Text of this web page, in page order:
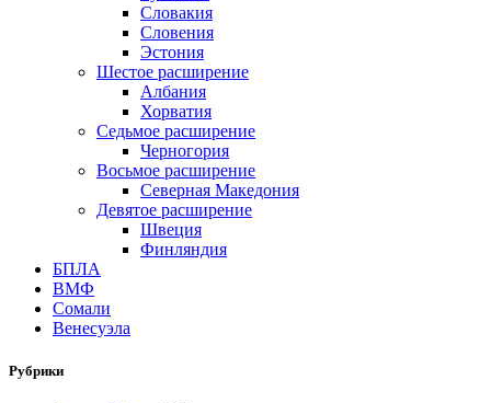
Словакия
Словения
Эстония
Шестое расширение
Албания
Хорватия
Седьмое расширение
Черногория
Восьмое расширение
Северная Македония
Девятое расширение
Швеция
Финляндия
БПЛА
ВМФ
Сомали
Венесуэла
Рубрики